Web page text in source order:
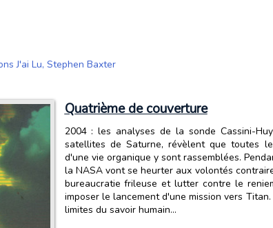
J'ai Lu, Stephen Baxter
Quatrième de couverture
2004 : les analyses de la sonde Cassini-
satellites de Saturne, révèlent que toutes
d'une vie organique y sont rassemblées.
la NASA vont se heurter aux volontés
bureaucratie frileuse et lutter contre le
imposer le lancement d'une mission vers
limites du savoir humain...